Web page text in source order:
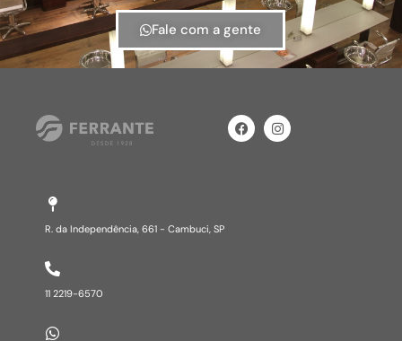
Fale com a gente
R. da Independência, 661 - Cambuci, SP​
11 2219-6570​